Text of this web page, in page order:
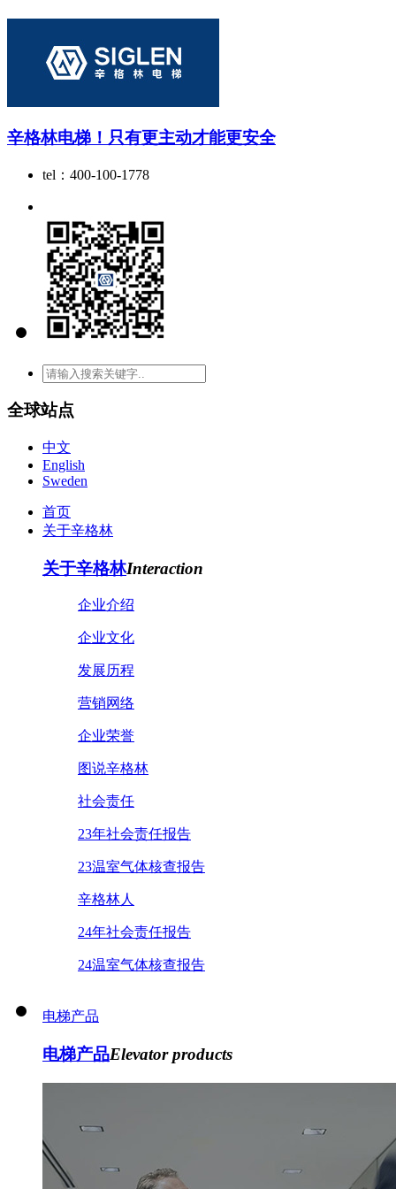
辛格林电梯！只有更主动才能更安全
tel：400-100-1778
全球站点
中文
English
Sweden
首页
关于辛格林
关于辛格林Interaction
企业介绍
企业文化
发展历程
营销网络
企业荣誉
图说辛格林
社会责任
23年社会责任报告
23温室气体核查报告
辛格林人
24年社会责任报告
24温室气体核查报告
电梯产品
电梯产品Elevator products